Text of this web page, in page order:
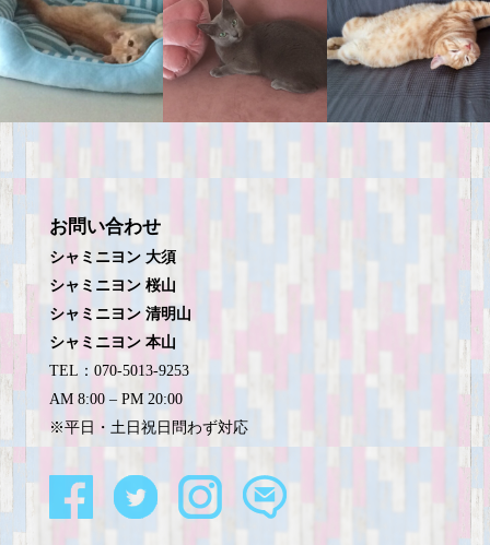
お問い合わせ
シャミニヨン 大須
シャミニヨン 桜山
シャミニヨン 清明山
シャミニヨン 本山
TEL：070-5013-9253
AM 8:00 – PM 20:00
※平日・土日祝日問わず対応